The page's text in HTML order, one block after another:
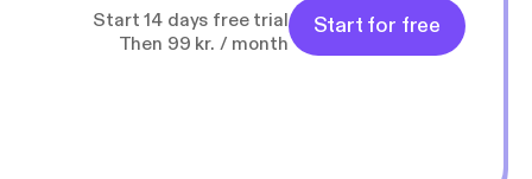
Start 14 days free trial
Then 99 kr. / month
Start for free